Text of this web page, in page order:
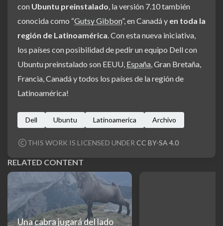
con Ubuntu preinstalado, la versión 7.10 también
conocida como “Gutsy Gibbon”, en Canadá y en toda la
región de Latinoamérica. Con esta nueva iniciativa,
los países con posibilidad de pedir un equipo Dell con
Ubuntu preinstalado son EEUU, España, Gran Bretaña,
Francia, Canadá y todos los países de la región de
Latinoamérica!
Dell Ubuntu Latinoamerica Archivo
THIS WORK IS LICENSED UNDER CC BY-SA 4.0
RELATED CONTENT
Una cabra jugará del lado